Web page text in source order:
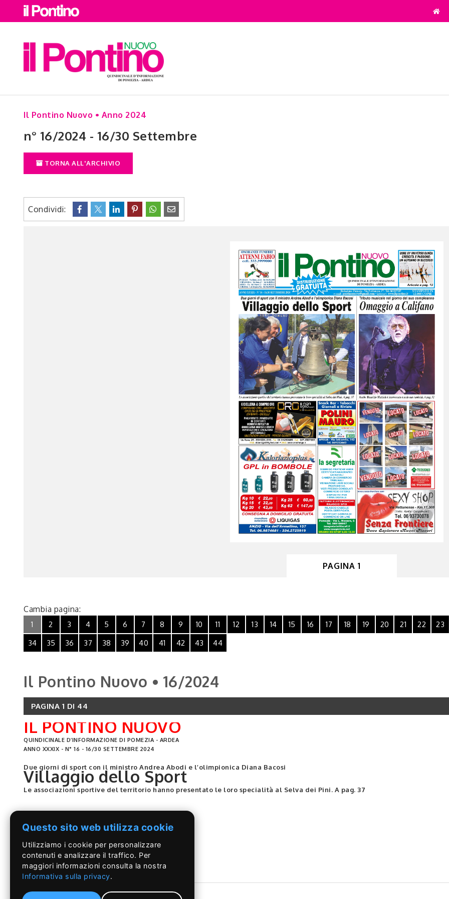
Il Pontino Nuovo • Anno 2024
n° 16/2024 - 16/30 Settembre
TORNA ALL'ARCHIVIO
Condividi:
PAGINA 1
Cambia pagina:
1 2 3 4 5 6 7 8 9 10 11 12 13 14 15 16 17 18 19 20 21 22 23
34
35 36 37 38 39 40 41 42 43 44
Il Pontino Nuovo • 16/2024
PAGINA 1 DI 44
IL PONTINO NUOVO
QUINDICINALE D’INFORMAZIONE DI POMEZIA - ARDEA
ANNO XXXIX - N° 16 - 16/30 SETTEMBRE 2024
Due giorni di sport con il ministro Andrea Abodi e l’olimpionica Diana Bacosi
Villaggio dello Sport
Le associazioni sportive del territorio hanno presentato le loro specialità al Selva dei Pini. A pag. 37
Tributo musicale nel giorno del suo compleanno
Omaggio a Califano
Anche Maurizio Mattioli è intervenuto con la sua comicità. A pag. 32
Questo sito web utilizza cookie
Utilizziamo i cookie per personalizzare
contenuti e analizzare il traffico. Per
maggiori informazioni consulta la nostra
Informativa sulla privacy.